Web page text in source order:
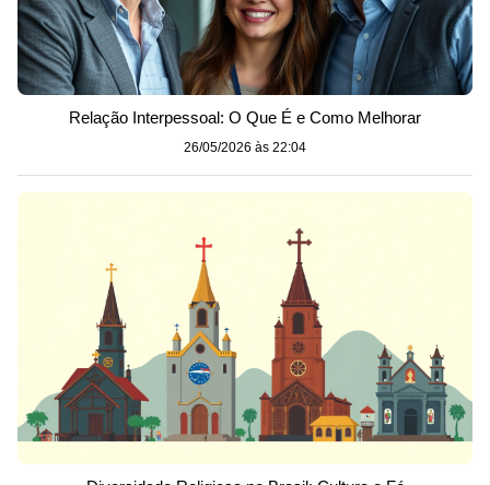
Relação Interpessoal: O Que É e Como Melhorar
26/05/2026 às 22:04